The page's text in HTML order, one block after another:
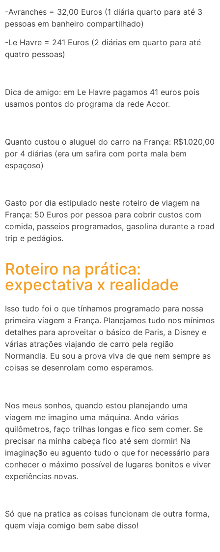
-Avranches = 32,00 Euros (1 diária quarto para até 3
pessoas em banheiro compartilhado)
-Le Havre = 241 Euros (2 diárias em quarto para até
quatro pessoas)
Dica de amigo: em Le Havre pagamos 41 euros pois
usamos pontos do programa da rede Accor.
Quanto custou o aluguel do carro na França: R$1.020,00
por 4 diárias (era um safira com porta mala bem
espaçoso)
Gasto por dia estipulado neste roteiro de viagem na
França: 50 Euros por pessoa para cobrir custos com
comida, passeios programados, gasolina durante a road
trip e pedágios.
Roteiro na prática:
expectativa x realidade
Isso tudo foi o que tínhamos programado para nossa
primeira viagem a França. Planejamos tudo nos mínimos
detalhes para aproveitar o básico de Paris, a Disney e
várias atrações viajando de carro pela região
Normandia. Eu sou a prova viva de que nem sempre as
coisas se desenrolam como esperamos.
Nos meus sonhos, quando estou planejando uma
viagem me imagino uma máquina. Ando vários
quilômetros, faço trilhas longas e fico sem comer. Se
precisar na minha cabeça fico até sem dormir! Na
imaginação eu aguento tudo o que for necessário para
conhecer o máximo possível de lugares bonitos e viver
experiências novas.
Só que na pratica as coisas funcionam de outra forma,
quem viaja comigo bem sabe disso!